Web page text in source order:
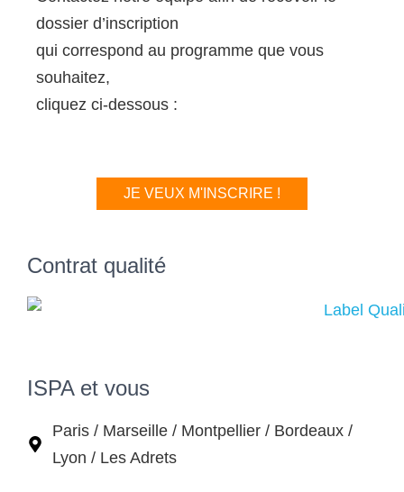
dossier d’inscription
qui correspond au programme que vous
souhaitez,
cliquez ci-dessous :
JE VEUX M'INSCRIRE !
Contrat qualité
ISPA et vous
Paris / Marseille / Montpellier / Bordeaux /
Lyon / Les Adrets